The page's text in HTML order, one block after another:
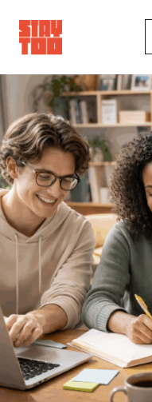
Journal
FAQ
Kontakt
Standorte
Berlin
Bonn